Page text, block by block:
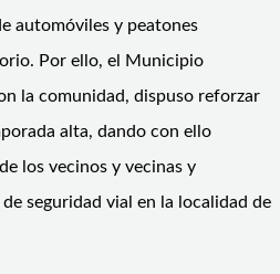
automóviles y peatones
Por ello, el Municipio
la comunidad, dispuso reforzar
alta, dando con ello
los vecinos y vecinas y
seguridad vial en la localidad de